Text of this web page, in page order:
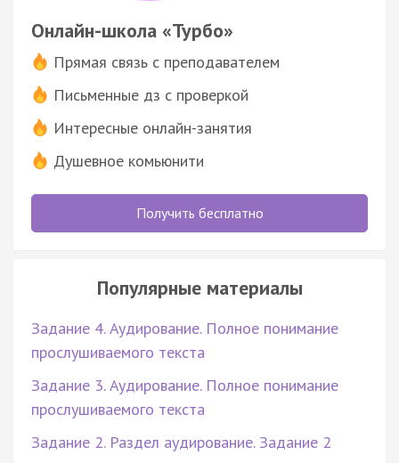
Онлайн-школа «Турбо»
Прямая связь с преподавателем
Письменные дз с проверкой
Интересные онлайн-занятия
Душевное комьюнити
Получить бесплатно
Популярные материалы
Задание 4. Аудирование. Полное понимание
прослушиваемого текста
Задание 3. Аудирование. Полное понимание
прослушиваемого текста
Задание 2. Раздел аудирование. Задание 2